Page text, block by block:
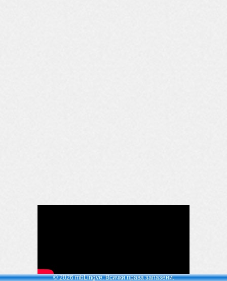
© 2026 mbLingve. Всички права запазени.